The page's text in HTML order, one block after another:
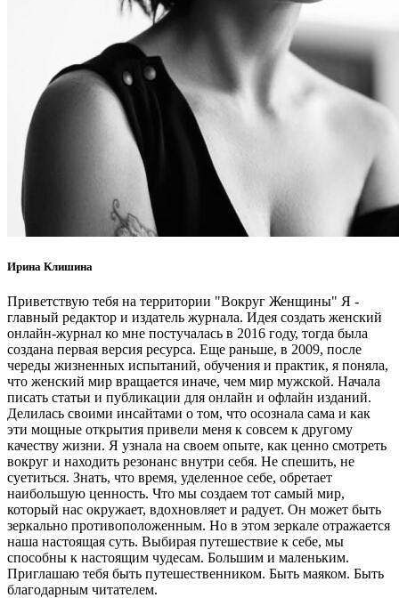
Ирина Клишина
Приветствую тебя на территории "Вокруг Женщины" Я -
главный редактор и издатель журнала. Идея создать женский
онлайн-журнал ко мне постучалась в 2016 году, тогда была
создана первая версия ресурса. Еще раньше, в 2009, после
череды жизненных испытаний, обучения и практик, я поняла,
что женский мир вращается иначе, чем мир мужской. Начала
писать статьи и публикации для онлайн и офлайн изданий.
Делилась своими инсайтами о том, что осознала сама и как
эти мощные открытия привели меня к совсем к другому
качеству жизни. Я узнала на своем опыте, как ценно смотреть
вокруг и находить резонанс внутри себя. Не спешить, не
суетиться. Знать, что время, уделенное себе, обретает
наибольшую ценность. Что мы создаем тот самый мир,
который нас окружает, вдохновляет и радует. Он может быть
зеркально противоположенным. Но в этом зеркале отражается
наша настоящая суть. Выбирая путешествие к себе, мы
способны к настоящим чудесам. Большим и маленьким.
Приглашаю тебя быть путешественником. Быть маяком. Быть
благодарным читателем.